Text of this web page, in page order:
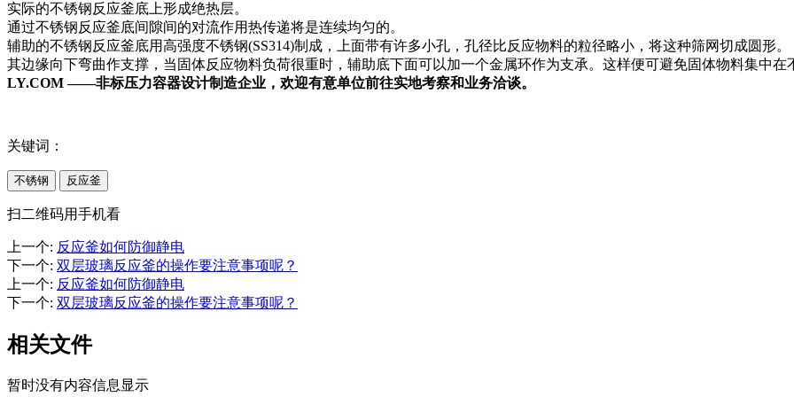
实际的不锈钢反应釜底上形成绝热层。
通过不锈钢反应釜底间隙间的对流作用热传递将是连续均匀的。
辅助的不锈钢反应釜底用高强度不锈钢(SS314)制成，上面带有许多小孔，孔径比反应物料的粒径略小，将这种筛网切成圆形。
其边缘向下弯曲作支撑，当固体反应物料负荷很重时，辅助底下面可以加一个金属环作为支承。这样便可避免固体物料集中在
LY.COM ——非标压力容器设计制造企业，欢迎有意单位前往实地考察和业务洽谈。
关键词：
不锈钢 反应釜
扫二维码用手机看
上一个: 反应釜如何防御静电
下一个: 双层玻璃反应釜的操作要注意事项呢？
上一个: 反应釜如何防御静电
下一个: 双层玻璃反应釜的操作要注意事项呢？
相关文件
暂时没有内容信息显示